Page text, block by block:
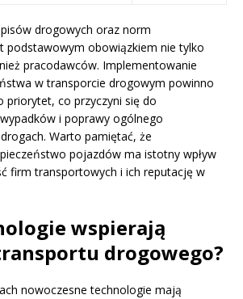
drogowych oraz norm
podstawowym obowiązkiem nie tylko
pracodawców. Implementowanie
w transporcie drogowym powinno
priorytet, co przyczyni się do
i poprawy ogólnego
Warto pamiętać, że
pojazdów ma istotny wpływ
firm transportowych i ich reputację w
wspierają
drogowego?
nowoczesne technologie mają